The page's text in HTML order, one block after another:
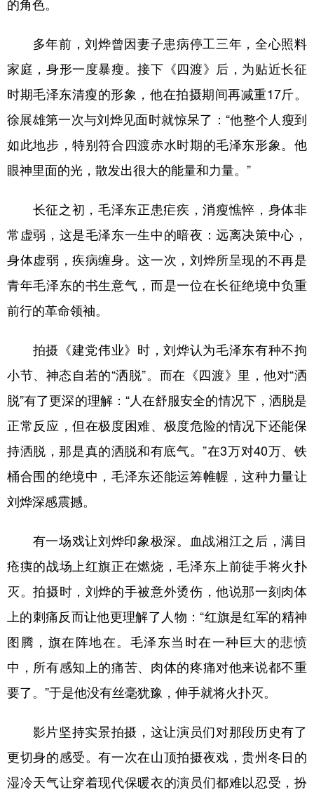
的角色。
多年前，刘烨曾因妻子患病停工三年，全心照料
家庭，身形一度暴瘦。接下《四渡》后，为贴近长征
时期毛泽东清瘦的形象，他在拍摄期间再减重17斤。
徐展雄第一次与刘烨见面时就惊呆了：“他整个人瘦到
如此地步，特别符合四渡赤水时期的毛泽东形象。他
眼神里面的光，散发出很大的能量和力量。”
长征之初，毛泽东正患疟疾，消瘦憔悴，身体非
常虚弱，这是毛泽东一生中的暗夜：远离决策中心，
身体虚弱，疾病缠身。这一次，刘烨所呈现的不再是
青年毛泽东的书生意气，而是一位在长征绝境中负重
前行的革命领袖。
拍摄《建党伟业》时，刘烨认为毛泽东有种不拘
小节、神态自若的“洒脱”。而在《四渡》里，他对“洒
脱”有了更深的理解：“人在舒服安全的情况下，洒脱是
正常反应，但在极度困难、极度危险的情况下还能保
持洒脱，那是真的洒脱和有底气。”在3万对40万、铁
桶合围的绝境中，毛泽东还能运筹帷幄，这种力量让
刘烨深感震撼。
有一场戏让刘烨印象极深。血战湘江之后，满目
疮痍的战场上红旗正在燃烧，毛泽东上前徒手将火扑
灭。拍摄时，刘烨的手被意外烫伤，他说那一刻肉体
上的刺痛反而让他更理解了人物：“红旗是红军的精神
图腾，旗在阵地在。毛泽东当时在一种巨大的悲愤
中，所有感知上的痛苦、肉体的疼痛对他来说都不重
要了。”于是他没有丝毫犹豫，伸手就将火扑灭。
影片坚持实景拍摄，这让演员们对那段历史有了
更切身的感受。有一次在山顶拍摄夜戏，贵州冬日的
湿冷天气让穿着现代保暖衣的演员们都难以忍受，扮